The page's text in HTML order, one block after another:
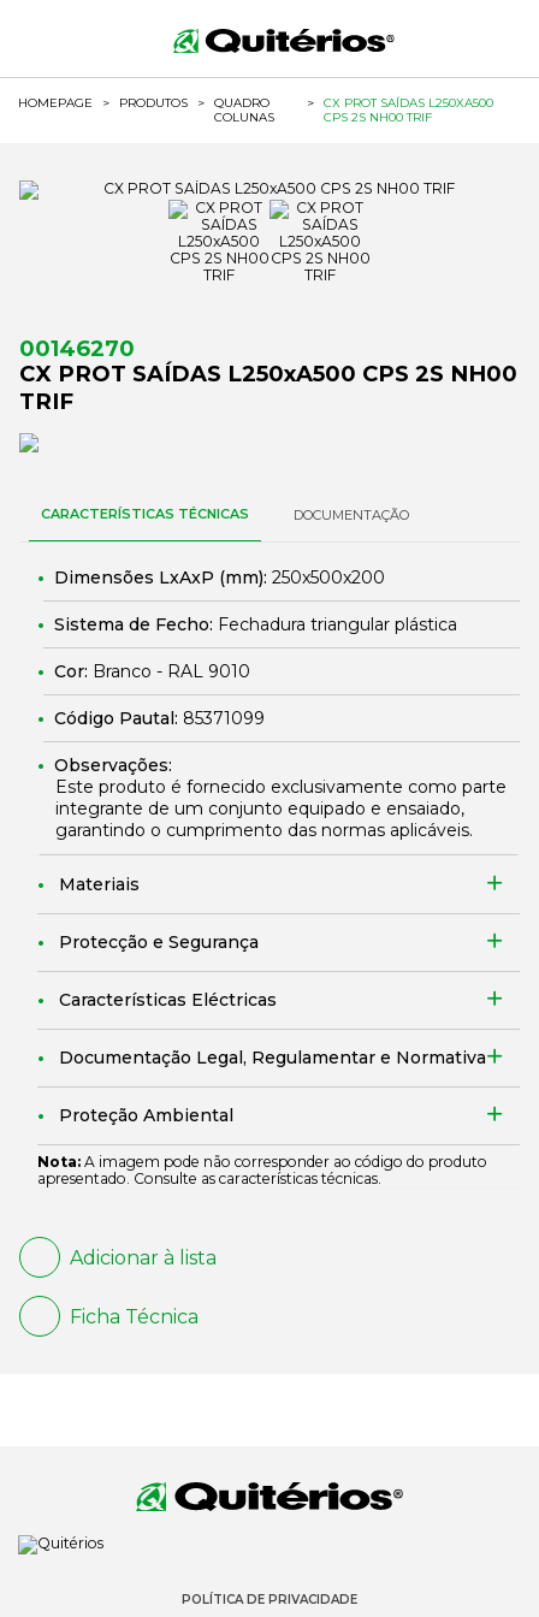
HOMEPAGE > PRODUTOS >
QUADRO
COLUNAS
>
CX PROT SAÍDAS L250XA500
CPS 2S NH00 TRIF
00146270
CX PROT SAÍDAS L250xA500 CPS 2S NH00
TRIF
CARACTERÍSTICAS TÉCNICAS DOCUMENTAÇÃO
Dimensões LxAxP (mm): 250x500x200
Sistema de Fecho: Fechadura triangular plástica
Cor: Branco - RAL 9010
Código Pautal: 85371099
Observações:
Este produto é fornecido exclusivamente como parte
integrante de um conjunto equipado e ensaiado,
garantindo o cumprimento das normas aplicáveis.
Materiais
Protecção e Segurança
Características Eléctricas
Documentação Legal, Regulamentar e Normativa
Proteção Ambiental
Nota: A imagem pode não corresponder ao código do produto
apresentado. Consulte as características técnicas.
Adicionar à lista
Ficha Técnica
POLÍTICA DE PRIVACIDADE